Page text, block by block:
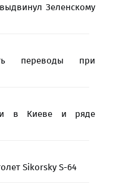
Зеленскому
переводы при
в Киеве и ряде
Sikorsky S-64